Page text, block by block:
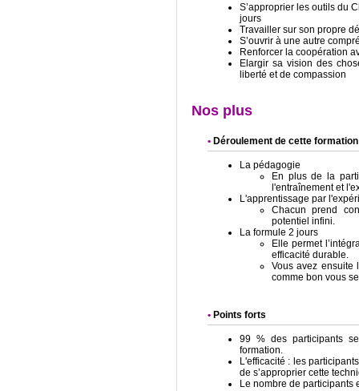
S’approprier les outils du
jours
Travailler sur son propre
S’ouvrir à une autre
Renforcer la coopération
Elargir sa vision des
liberté et de compassion
Nos plus
Déroulement de cette
La pédagogie
En plus de la
l'entraînement et
L'apprentissage par
Chacun prend
potentiel infini.
La formule 2 jours
Elle permet
efficacité durable.
Vous avez ensuite
comme bon vous
Points forts
99 % des participants
formation.
L'efficacité : les
de s’approprier cette
Le nombre de participants